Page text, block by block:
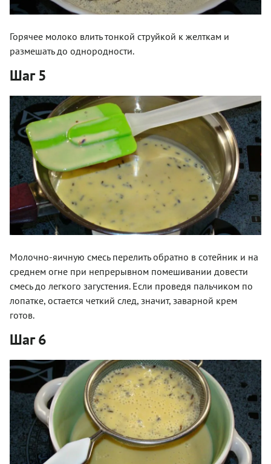
Горячее молоко влить тонкой струйкой к желткам и
размешать до однородности.
Шаг 5
Молочно-яичную смесь перелить обратно в сотейник и на
среднем огне при непрерывном помешивании довести
смесь до легкого загустения. Если проведя пальчиком по
лопатке, остается четкий след, значит, заварной крем
готов.
Шаг 6